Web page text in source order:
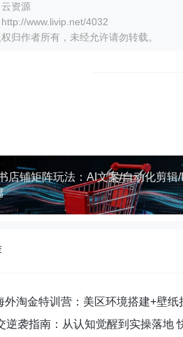
资源
www.livip.net/4032
归作者所有，未经允许请勿转载。
外淘金特训营：美区环境搭建+壁纸
入1.5万
逆袭指南：从认知觉醒到实操落地